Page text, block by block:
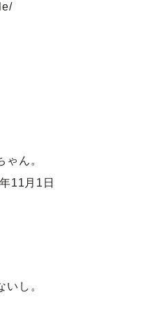
ん。
11月1日
し。